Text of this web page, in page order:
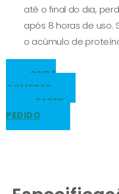
até o final do dia,
após 8 horas de uso.
o acúmulo de
ONDE
COMPRAR
FAZER
PEDIDO